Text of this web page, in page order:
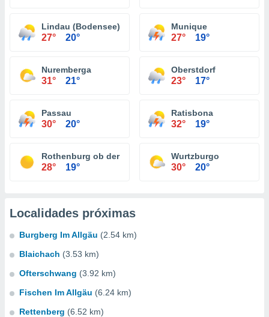
Lindau (Bodensee)
27° 20°
Munique
27° 19°
Nuremberga
31° 21°
Oberstdorf
23° 17°
Passau
30° 20°
Ratisbona
32° 19°
Rothenburg ob der Tauber
28° 19°
Wurtzburgo
30° 20°
Localidades próximas
Burgberg Im Allgäu (2.54 km)
Blaichach (3.53 km)
Ofterschwang (3.92 km)
Fischen Im Allgäu (6.24 km)
Rettenberg (6.52 km)